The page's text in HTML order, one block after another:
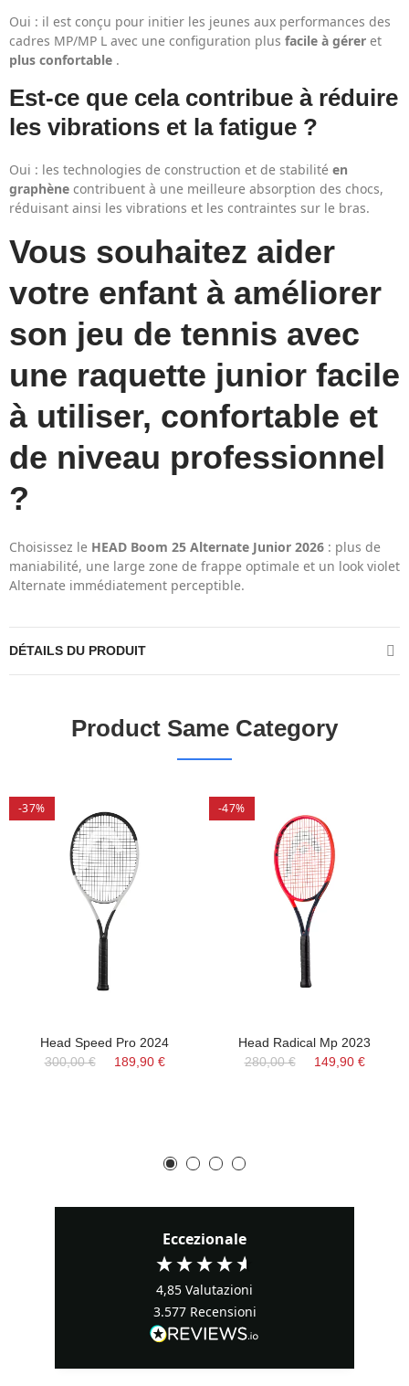
Oui : il est conçu pour initier les jeunes aux performances des
cadres MP/MP L avec une configuration plus facile à gérer et
plus confortable .
Est-ce que cela contribue à réduire
les vibrations et la fatigue ?
Oui : les technologies de construction et de stabilité en
graphène contribuent à une meilleure absorption des chocs,
réduisant ainsi les vibrations et les contraintes sur le bras.
Vous souhaitez aider
votre enfant à améliorer
son jeu de tennis avec
une raquette junior facile
à utiliser, confortable et
de niveau professionnel
?
Choisissez le HEAD Boom 25 Alternate Junior 2026 : plus de
maniabilité, une large zone de frappe optimale et un look violet
Alternate immédiatement perceptible.
DÉTAILS DU PRODUIT
Product Same Category
-37%
Head Speed Pro 2024
300,00 €
189,90 €
-47%
Head Radical Mp 2023
280,00 €
149,90 €
Eccezionale
4,85 Valutazioni
3.577 Recensioni